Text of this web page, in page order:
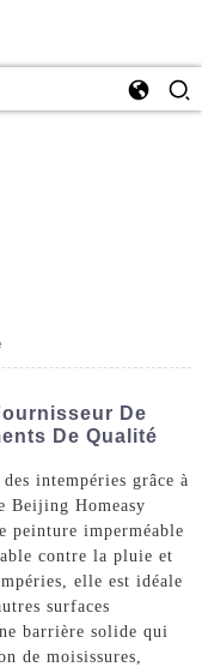
De
De Qualité
intempéries grâce à
Beijing Homeasy
peinture imperméable
contre la pluie et
elle est idéale
surfaces
barrière solide qui
de moisissures,